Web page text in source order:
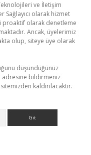
ve İletişim
Sağlayıcı olarak hizmet
proaktif olarak denetleme
Ancak, üyelerimiz
olup, siteye üye olarak
düşündüğünüz
adresine bildirmeniz
kaldırılacaktır.